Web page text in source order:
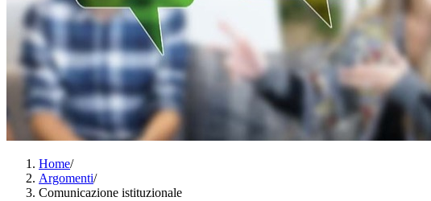
Home/
Argomenti/
Comunicazione istituzionale